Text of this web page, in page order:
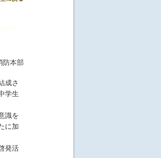
本部
成さ
学生
識を
に加
発活